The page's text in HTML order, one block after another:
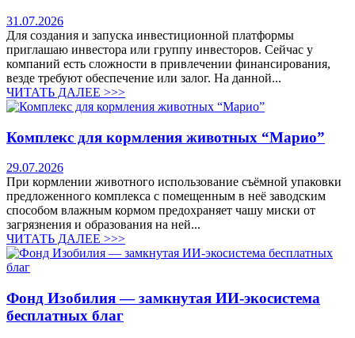
31.07.2026
Для создания и запуска инвестиционной платформы
приглашаю инвестора или группу инвесторов. Сейчас у
компаний есть сложности в привлечении финансирования,
везде требуют обеспечение или залог. На данной...
ЧИТАТЬ ДАЛЕЕ >>>
Комплекс для кормления животных “Марио”
29.07.2026
При кормлении животного использование съёмной упаковки
предложенного комплекса с помещенным в неё заводским
способом влажным кормом предохраняет чашу миски от
загрязнения и образования на ней...
ЧИТАТЬ ДАЛЕЕ >>>
Фонд Изобилия — замкнутая ИИ-экосистема
бесплатных благ